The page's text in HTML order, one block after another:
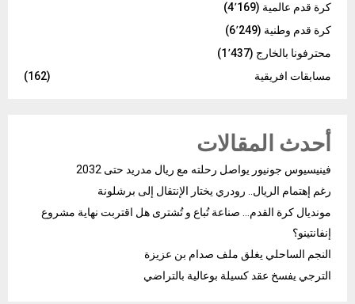
كرة قدم عالمية (4٬169)
كرة قدم وطنية (6٬249)
محترفونا بالخارج (1٬437)
مسابقات افريقية
(162)
أحدث المقالات
فينيسيوس جونيور يواصل رحلته مع ريال مدريد حتى 2032
رغم إهتمام الريال.. رودري يختار الإنتقال إلى برشلونة
مونديال كرة القدم… صناعة تُباع و تُشترى هل اقتربت نهاية مشروع
إنفانتينو؟
النجم الساحلي يغلق ملف صدام بن عزيزة
الترجي يفسخ عقد كسيلة بوعالية بالتراضي